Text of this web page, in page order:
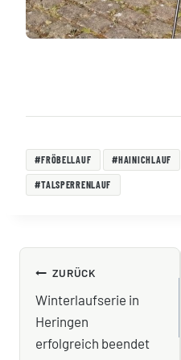
Schlagworte:
#FRÖBELLAUF #HAINICHLAUF
#TALSPERRENLAUF
BEITRAGSNAVIGATION
ZURÜCK
Winterlaufserie in
Heringen
erfolgreich beendet